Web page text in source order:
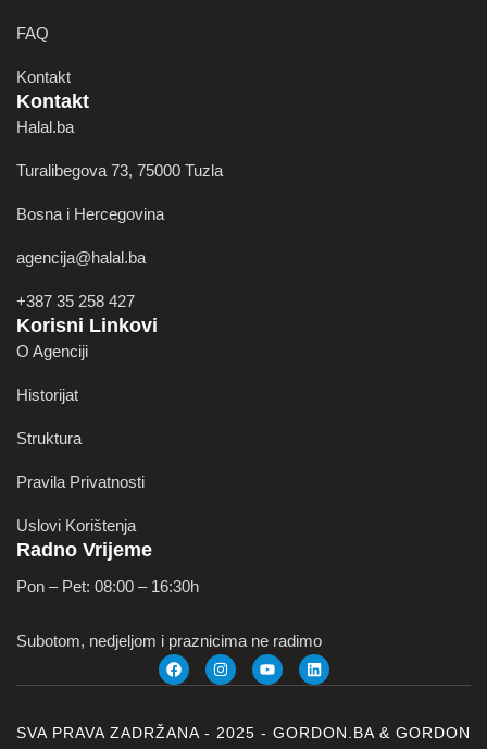
FAQ
Kontakt
Kontakt
Halal.ba
Turalibegova 73, 75000 Tuzla
Bosna i Hercegovina
agencija@halal.ba
+387 35 258 427
Korisni Linkovi
O Agenciji
Historijat
Struktura
Pravila Privatnosti
Uslovi Korištenja
Radno Vrijeme
Pon – Pet: 08:00 – 16:30h
Subotom, nedjeljom i praznicima ne radimo
SVA PRAVA ZADRŽANA - 2025 - GORDON.BA & GORDON